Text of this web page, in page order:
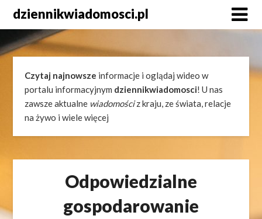
content
dziennikwiadomosci.pl
Czytaj najnowsze informacje i oglądaj wideo w
portalu informacyjnym dziennikwiadomosci! U nas
zawsze aktualne wiadomościz kraju, ze świata, relacje
na żywo i wiele więcej
Odpowiedzialne
gospodarowanie